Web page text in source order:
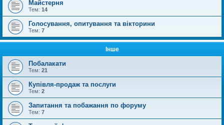
Майстерня
Тем: 14
Голосування, опитування та вікторини
Тем: 7
Інше
Побалакати
Тем: 21
Купівля-продаж та послуги
Тем: 2
Запитання та побажання по форуму
Тем: 7